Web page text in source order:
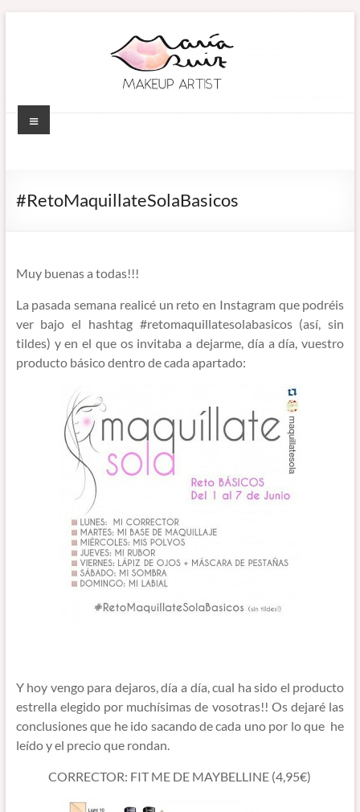
–
EN CÓRDOBA
(España).
automaquillaje.
Bellypainting.
Menú
#RetoMaquillateSolaBasicos
Muy buenas a todas!!!
La pasada semana realicé un reto en Instagram que podréis
ver bajo el hashtag #retomaquillatesolabasicos (así, sin
tildes) y en el que os invitaba a dejarme, día a día, vuestro
producto básico dentro de cada apartado:
Y hoy vengo para dejaros, día a día, cual ha sido el producto
estrella elegido por muchísimas de vosotras!! Os dejaré las
conclusiones que he ido sacando de cada uno por lo que he
leído y el precio que rondan.
CORRECTOR: FIT ME DE MAYBELLINE (4,95€)